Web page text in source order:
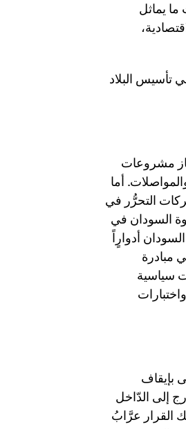
ما يماثل
تأسيس البلاد
مشروعات
أما
التحرُّر في
السودان في
أدوارٍاً
مبادرة
سياسية
الإسلاموي عام 1989 قرار قضى بإيقاف
إلى الدّاخل
القرار عرَّابُ